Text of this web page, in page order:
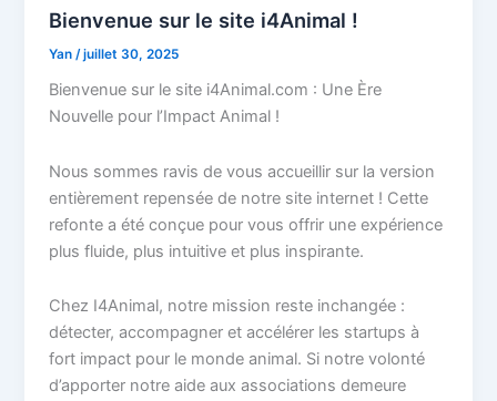
Bienvenue sur le site i4Animal !
Yan /juillet 30, 2025
Bienvenue sur le site i4Animal.com : Une Ère
Nouvelle pour l’Impact Animal !
Nous sommes ravis de vous accueillir sur la version
entièrement repensée de notre site internet ! Cette
refonte a été conçue pour vous offrir une expérience
plus fluide, plus intuitive et plus inspirante.
Chez I4Animal, notre mission reste inchangée :
détecter, accompagner et accélérer les startups à
fort impact pour le monde animal. Si notre volonté
d’apporter notre aide aux associations demeure